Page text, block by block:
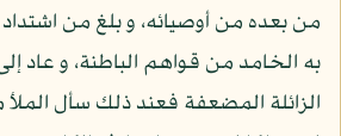
من بعده من أوصيائه، و بلغ من اشتداد
به الخامد من قواهم الباطنة، و عاد
الزائلة المضعفة فعند ذلك سأل